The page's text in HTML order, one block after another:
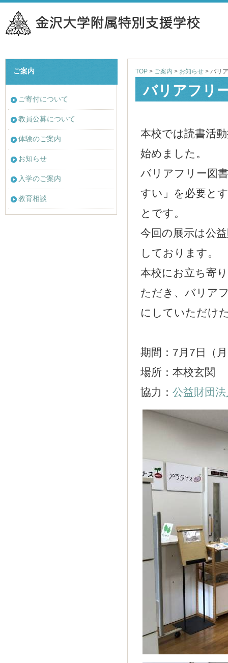
TOP > ご案内 > お知らせ > バリ
バリアフリ
本校では読書活
始めました。
バリアフリー図
すい」を必要と
とです。
今回の展示は公
しております。
本校にお立ち寄
ただき、バリア
にしていただけ
期間：7月7日（
場所：本校玄関
協力： 公益財団
ご案内
ご寄付について
教員公募について
体験のご案内
お知らせ
入学のご案内
教育相談